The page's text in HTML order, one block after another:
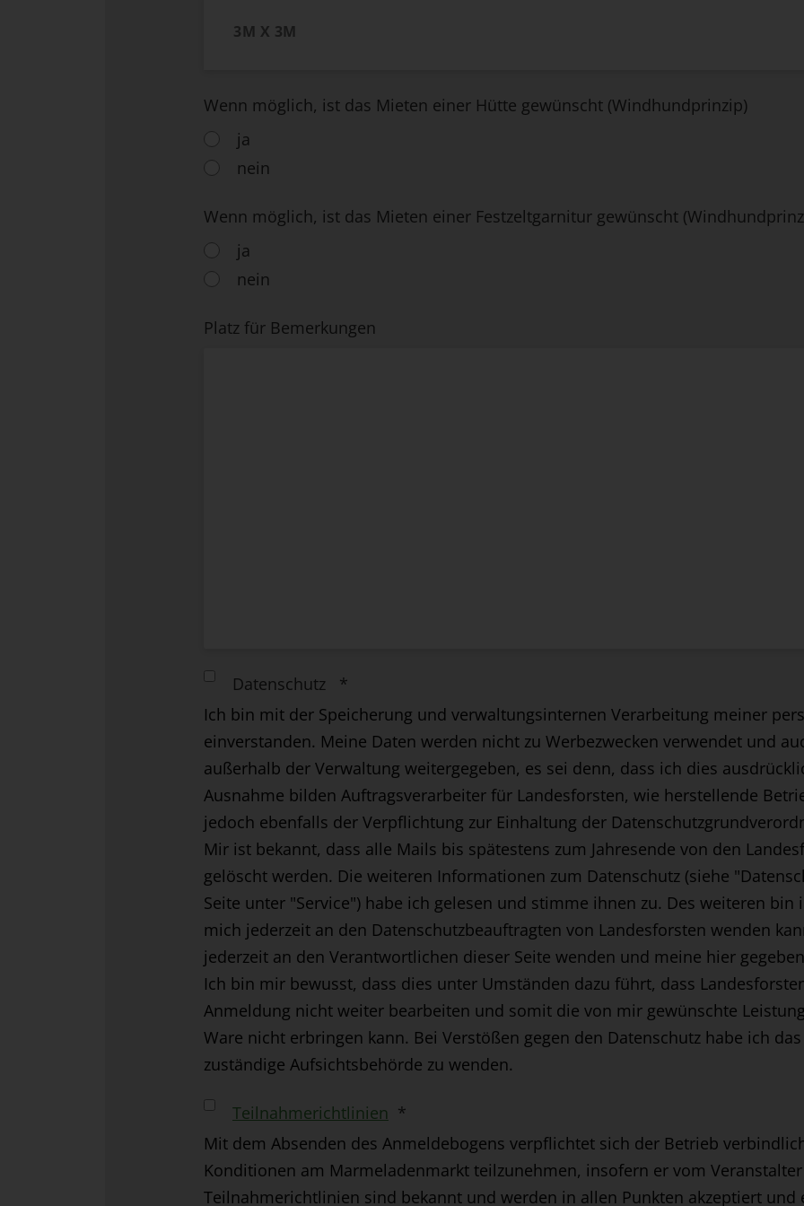
Wenn möglich, ist das Mieten einer Hütte gewünscht (Windhundprinzip)
ja
nein
Wenn möglich, ist das Mieten einer Festzeltgarnitur gewünscht
ja
nein
Platz für Bemerkungen
Datenschutz
*
Ich bin mit der Speicherung und verwaltungsinternen Verarbeitung meiner
einverstanden. Meine Daten werden nicht zu Werbezwecken verwendet und
außerhalb der Verwaltung weitergegeben, es sei denn, dass ich dies
Ausnahme bilden Auftragsverarbeiter für Landesforsten, wie herstellende
jedoch ebenfalls der Verpflichtung zur Einhaltung der
Mir ist bekannt, dass alle Mails bis spätestens zum Jahresende von den
gelöscht werden. Die weiteren Informationen zum Datenschutz (siehe
Seite unter "Service") habe ich gelesen und stimme ihnen zu. Des weiteren
mich jederzeit an den Datenschutzbeauftragten von Landesforsten wenden
jederzeit an den Verantwortlichen dieser Seite wenden und meine hier
Ich bin mir bewusst, dass dies unter Umständen dazu führt, dass
Anmeldung nicht weiter bearbeiten und somit die von mir gewünschte
Ware nicht erbringen kann. Bei Verstößen gegen den Datenschutz habe ich
zuständige Aufsichtsbehörde zu wenden.
Teilnahmerichtlinien *
Mit dem Absenden des Anmeldebogens verpflichtet sich der Betrieb
Konditionen am Marmeladenmarkt teilzunehmen, insofern er vom
Teilnahmerichtlinien sind bekannt und werden in allen Punkten akzeptiert und